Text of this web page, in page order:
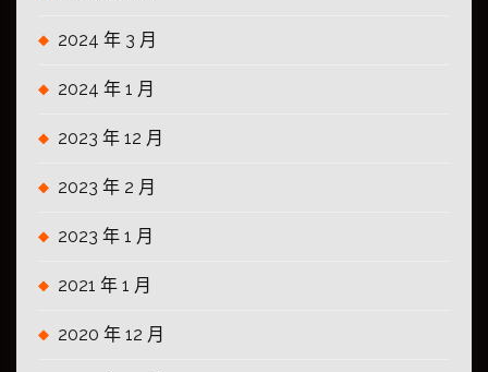
2024 年 3 月
2024 年 1 月
2023 年 12 月
2023 年 2 月
2023 年 1 月
2021 年 1 月
2020 年 12 月